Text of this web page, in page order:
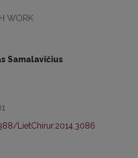
WORK
Samalavičius
LietChirur.2014.3086